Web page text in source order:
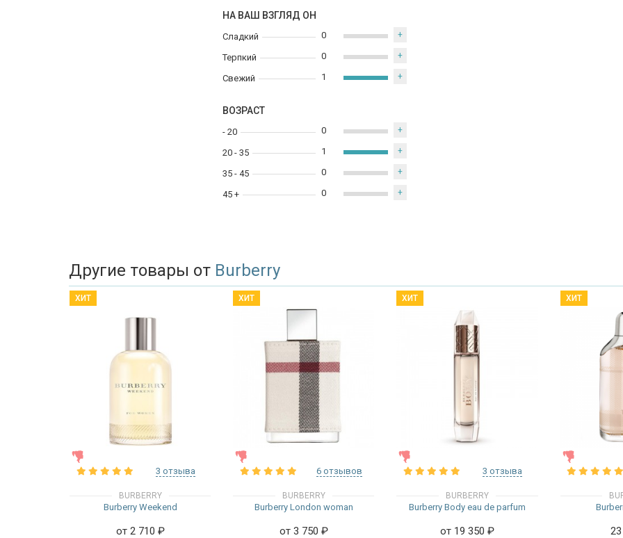
НА ВАШ ВЗГЛЯД ОН
Сладкий
Терпкий
Свежий
0 +
0 +
1 +
ВОЗРАСТ
- 20
20 - 35
35 - 45
45 +
0 +
1 +
0 +
0 +
Другие товары от Burberry
ХИТ
3 отзыва
BURBERRY
Burberry Weekend
от 2 710 ₽
ХИТ
6 отзывов
BURBERRY
Burberry London woman
от 3 750 ₽
ХИТ
3 отзыва
BURBERRY
Burberry Body eau de parfum
от 19 350 ₽
ХИТ